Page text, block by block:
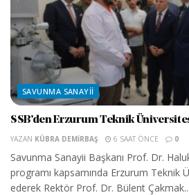
SAVUNMA SANAYII
SSB’den Erzurum Teknik
YAZAN KÜBRA DEMIRBAŞ 6 SAAT ÖNCE 0
Savunma Sanayii Başkanı Prof. Dr.
programı kapsamında Erzurum Teknik
ederek Rektör Prof. Dr. Bülent Çakmak...